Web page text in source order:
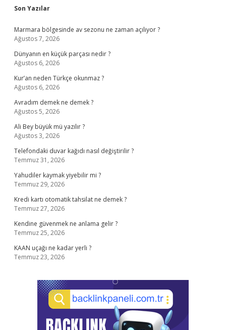
Sidebar
Son Yazılar
Marmara bölgesinde av sezonu ne zaman açılıyor ?
Ağustos 7, 2026
Dünyanın en küçük parçası nedir ?
Ağustos 6, 2026
Kur’an neden Türkçe okunmaz ?
Ağustos 6, 2026
Avradım demek ne demek ?
Ağustos 5, 2026
Ali Bey büyük mü yazılır ?
Ağustos 3, 2026
Telefondaki duvar kağıdı nasıl değiştirilir ?
Temmuz 31, 2026
Yahudiler kaymak yiyebilir mi ?
Temmuz 29, 2026
Kredi kartı otomatik tahsilat ne demek ?
Temmuz 27, 2026
Kendine güvenmek ne anlama gelir ?
Temmuz 25, 2026
KAAN uçağı ne kadar yerli ?
Temmuz 23, 2026